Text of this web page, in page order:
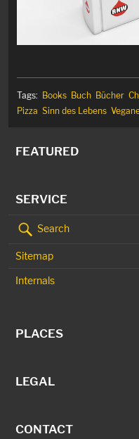
Tags: Books Buch Bücher
Pizza Sinn des Lebens
FEATURED
SERVICE
Search
Sitemap
Internals
PLACES
LEGAL
CONTACT